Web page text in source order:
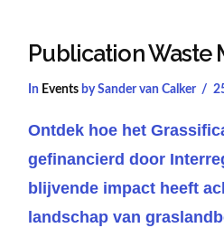
Publication Waste
In Events by Sander van Calker
Ontdek hoe het
gefinancierd door
blijvende impact heeft
landschap van